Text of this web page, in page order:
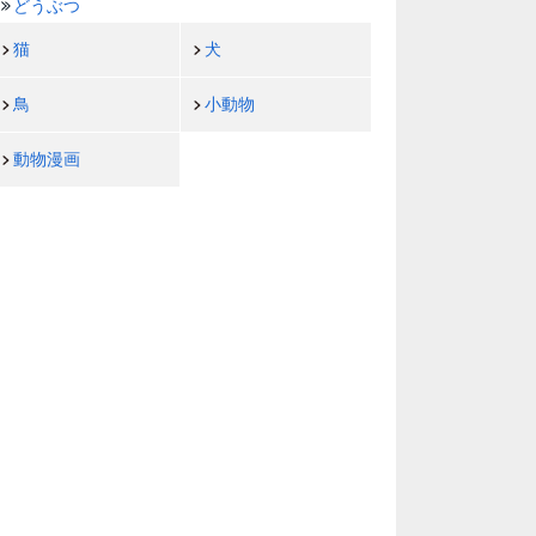
どうぶつ
猫 犬
鳥 小動物
動物漫画